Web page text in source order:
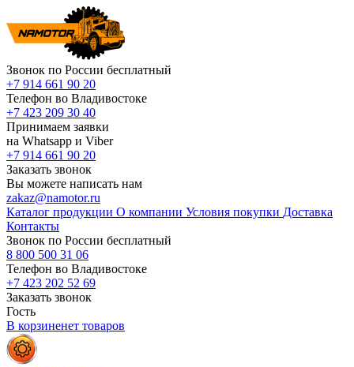
Звонок по России бесплатный
+7 914 661 90 20
Телефон во Владивостоке
+7 423 209 30 40
Принимаем заявки
на Whatsapp и Viber
+7 914 661 90 20
Заказать звонок
Вы можете написать нам
zakaz@namotor.ru
Каталог продукции О компании Условия покупки Доставка
Контакты
Звонок по России бесплатный
8 800 500 31 06
Телефон во Владивостоке
+7 423 202 52 69
Заказать звонок
Гость
В корзиненет товаров